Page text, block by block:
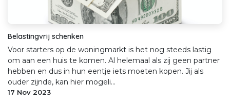
Belastingvrij schenken
Voor starters op de woningmarkt is het nog steeds lastig
om aan een huis te komen. Al helemaal als zij geen partner
hebben en dus in hun eentje iets moeten kopen. Jij als
ouder zijnde, kan hier mogeli...
17 Nov 2023